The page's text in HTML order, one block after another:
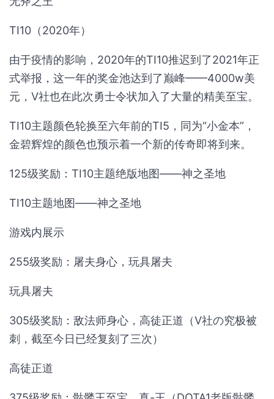
TI10（2020年）
由于疫情的影响，2020年的TI10推迟到了2021年正
式举报，这一年的奖金池达到了巅峰——4000w美
元，V社也在此次勇士令状加入了大量的精美至宝。
TI10主题颜色轮换至六年前的TI5，同为“小金本”，
金碧辉煌的颜色也预示着一个新的传奇即将到来。
125级奖励：TI10主题绝版地图——神之圣地
TI10主题地图——神之圣地
游戏内展示
255级奖励：屠夫身心，玩具屠夫
玩具屠夫
305级奖励：敌法师身心，高徒正道（V社の究极被
刺，截至今日已经复刻了三次）
高徒正道